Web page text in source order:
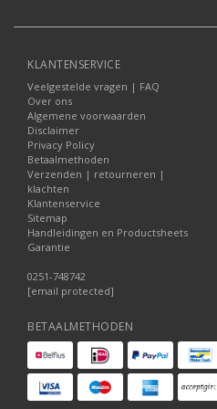
KLANTENSERVICE
Veelgestelde vragen | FAQ
Over ons
Algemene voorwaarden
Disclaimer
Privacy Policy
Betaalmethoden
Verzenden | retourneren |
klachten
Klantenservice
Sitemap
Handleidingen en Productsheets
Garantie
0251-748742
[email protected]
BETAALMETHODEN